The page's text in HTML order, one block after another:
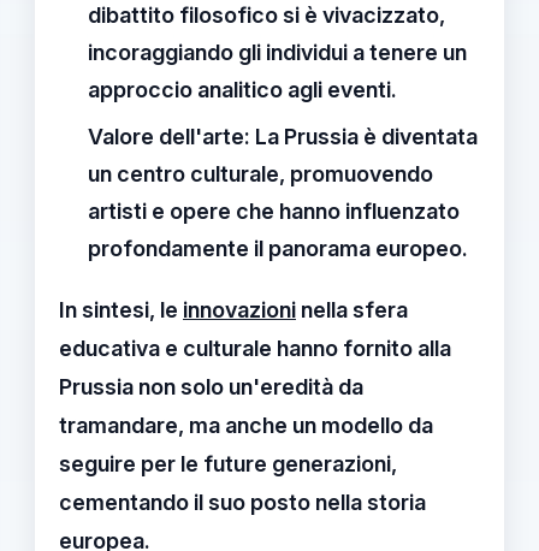
dibattito filosofico si è vivacizzato,
incoraggiando gli individui a tenere un
approccio analitico agli eventi.
Valore dell'arte: La Prussia è diventata
un centro culturale, promuovendo
artisti e opere che hanno influenzato
profondamente il panorama europeo.
In sintesi, le innovazioni nella sfera
educativa e culturale hanno fornito alla
Prussia non solo un'eredità da
tramandare, ma anche un modello da
seguire per le future generazioni,
cementando il suo posto nella storia
europea.